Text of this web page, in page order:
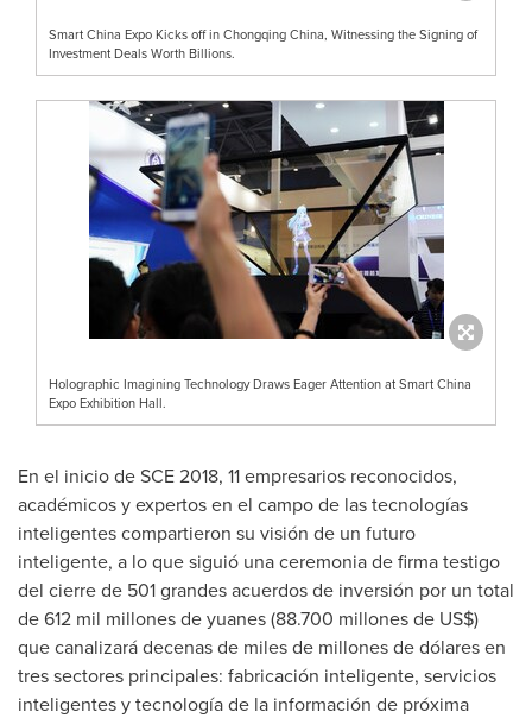
Smart China Expo Kicks off in Chongqing China, Witnessing the Signing of
Investment Deals Worth Billions.
Holographic Imagining Technology Draws Eager Attention at Smart China
Expo Exhibition Hall.
En el inicio de SCE 2018, 11 empresarios reconocidos,
académicos y expertos en el campo de las tecnologías
inteligentes compartieron su visión de un futuro
inteligente, a lo que siguió una ceremonia de firma testigo
del cierre de 501 grandes acuerdos de inversión por un total
de 612 mil millones de yuanes (88.700 millones de US$)
que canalizará decenas de miles de millones de dólares en
tres sectores principales: fabricación inteligente, servicios
inteligentes y tecnología de la información de próxima